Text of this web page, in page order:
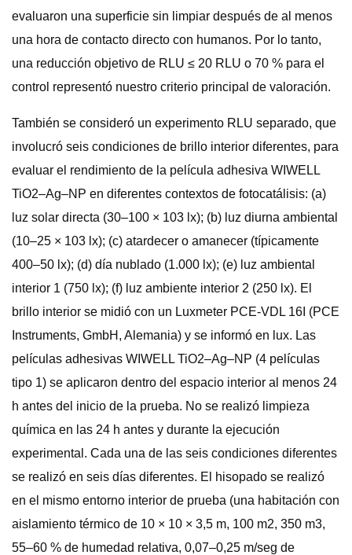
evaluaron una superficie sin limpiar después de al menos
una hora de contacto directo con humanos. Por lo tanto,
una reducción objetivo de RLU ≤ 20 RLU o 70 % para el
control representó nuestro criterio principal de valoración.
También se consideró un experimento RLU separado, que
involucró seis condiciones de brillo interior diferentes, para
evaluar el rendimiento de la película adhesiva WIWELL
TiO2–Ag–NP en diferentes contextos de fotocatálisis: (a)
luz solar directa (30–100 × 103 lx); (b) luz diurna ambiental
(10–25 × 103 lx); (c) atardecer o amanecer (típicamente
400–50 lx); (d) día nublado (1.000 lx); (e) luz ambiental
interior 1 (750 lx); (f) luz ambiente interior 2 (250 lx). El
brillo interior se midió con un Luxmeter PCE-VDL 16I (PCE
Instruments, GmbH, Alemania) y se informó en lux. Las
películas adhesivas WIWELL TiO2–Ag–NP (4 películas
tipo 1) se aplicaron dentro del espacio interior al menos 24
h antes del inicio de la prueba. No se realizó limpieza
química en las 24 h antes y durante la ejecución
experimental. Cada una de las seis condiciones diferentes
se realizó en seis días diferentes. El hisopado se realizó
en el mismo entorno interior de prueba (una habitación con
aislamiento térmico de 10 × 10 × 3,5 m, 100 m2, 350 m3,
55–60 % de humedad relativa, 0,07–0,25 m/seg de